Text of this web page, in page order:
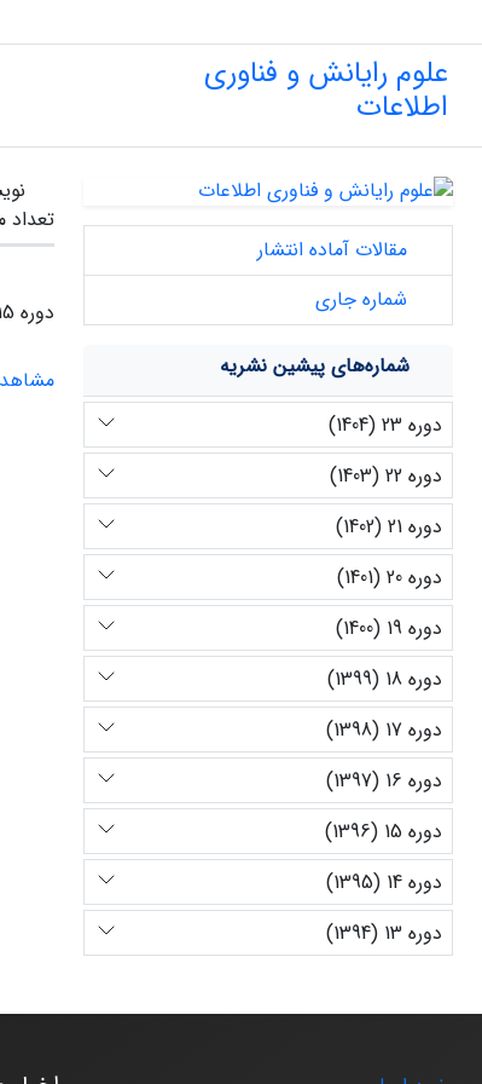
علوم رایانش و فناوری
اطلاعات
تعداد
دوره 15، شماره 1، بهار 1396
مقالات آماده انتشار
شماره جاری
شماره‌های پیشین نشریه
دوره 23 (1404)
دوره 22 (1403)
دوره 21 (1402)
دوره 20 (1401)
دوره 19 (1400)
دوره 18 (1399)
دوره 17 (1398)
دوره 16 (1397)
دوره 15 (1396)
دوره 14 (1395)
دوره 13 (1394)